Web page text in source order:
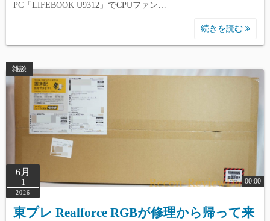
PC「LIFEBOOK U9312」でCPUファン…
続きを読む
雑談
6月
1
2026
00:00
東プレ Realforce RGBが修理から帰って来